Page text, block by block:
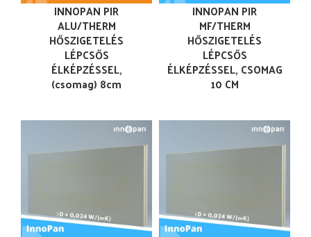
INNOPAN PIR
ALU/THERM
HŐSZIGETELÉS
LÉPCSŐS
ÉLKÉPZÉSSEL,
(csomag) 8cm
INNOPAN PIR
MF/THERM
HŐSZIGETELÉS
LÉPCSŐS
ÉLKÉPZÉSSEL, CSOMAG
10 CM